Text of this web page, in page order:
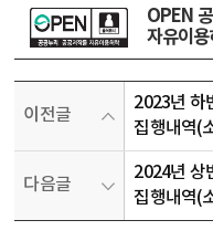
OPEN
자유이
이전글
2023년 하
집행내역(
다음글
2024년 상
집행내역(